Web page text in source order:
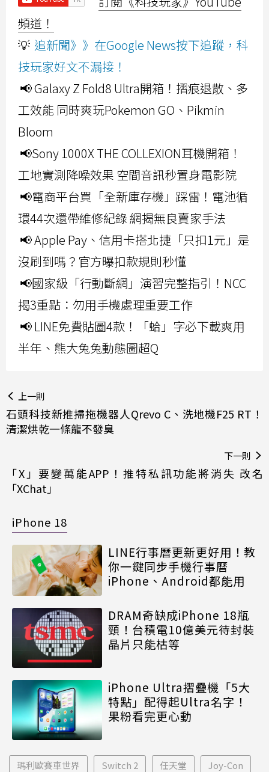
頻道！
💡 追新聞》》在Google News按下追蹤，科
技玩家好文不漏接！
📢 Galaxy Z Fold8 Ultra開箱！摺痕退散、多
工效能 同時爽玩Pokemon GO、Pikmin
Bloom
📢Sony 1000X THE COLLEXION耳機開箱！
工地實測降噪效果 空間音訊秒置身電影院
📢電商平台買「全新庫存機」踩雷！電池循
環44次還帶維修紀錄 網揭無良賣家手法
📢 Apple Pay、信用卡搭北捷「只扣1元」是
沒刷到嗎？官方曝扣款規則秒懂
📢國家級「行動斷網」演習完整指引！NCC
揭3重點：勿用手機處理重要工作
📢 LINE免費貼圖4款！「蛤」字必下載爽用
半年、熊大兔兔動態圖超Q
上一則
石頭科技新推掃拖機器人Qrevo C、洗地機F25 RT！
清潔烘乾一條龍不發臭
下一則
「X」要變萬能APP！推特私訊功能將消失 改名
「XChat」
iPhone 18
LINE行事曆更新更好用！教
你一鍵同步手機行事曆
iPhone、Android都能用
DRAM奇缺成iPhone 18瓶
頸！台積電10億美元待封裝
晶片只能枯等
iPhone Ultra摺疊機「5大
特點」配得起Ultra名字！
果粉看完更心動
瑪利歐賽車世界 Switch 2 任天堂 Joy-Con